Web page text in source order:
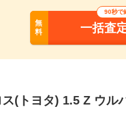
無
料
90秒で
一括査
(トヨタ) 1.5 Z ウル